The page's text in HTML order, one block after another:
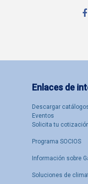
Enlaces de
Descargar
Eventos
Solicita tu
Programa SOCIOS
Información sobre
Soluciones de